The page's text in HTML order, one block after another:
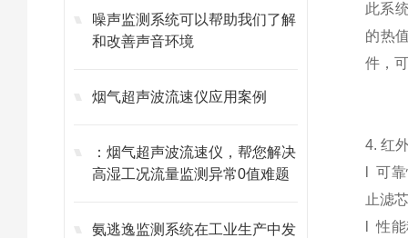
噪声监测系统可以帮助我们了解
和改善声音环境
烟气超声波流速仪应用案例
：烟气超声波流速仪，帮您解决
高湿工况流量监测异常0值难题
氨逃逸监测系统在工业生产中发
此系
的热
件，
4. 红
l 可
止滤
l 性